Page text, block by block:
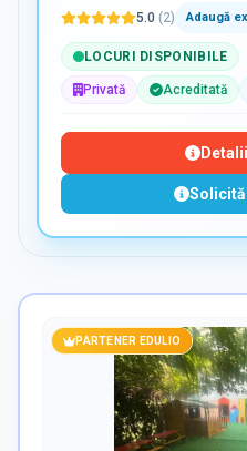
5.0 (2) Adaugă
LOCURI DISPONIBILE
Privată Acreditată
PARTENER EDULIO